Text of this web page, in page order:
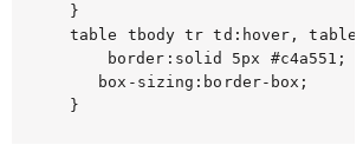
}
table tbody tr td:hover, table
   box-sizing:border-box;
}